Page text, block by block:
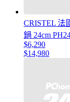
CRISTEL 法
鍋 24cm
$6,290
$14,980